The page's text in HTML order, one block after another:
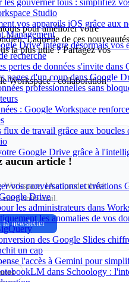
les gouverner tous : simplifiez
Studio
vos appareils iOS grâce aux
Management
Drive intègre désormais vos
recherche
pertes de données s'invite dans
pages d'un coup dans Google
professionnelles sans
: Google Workspace
flux de travail grâce aux boucles
Google Drive grâce à
vos conversations et créations
Drive
les administrateurs dans
les anomalies de vos
des Google Slides
un cap
l'accès à Gemini pour
dans Schoology :
pour améliorer votre
Laquelle de ces nouveautés
la plus utile ? Partagez vos
aucun article !
Workspace, IA et productivité
boîte mail.
la newsletter